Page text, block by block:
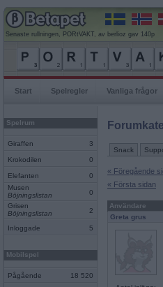
Senaste rullningen, PORtVAKT, av berlioz gav 140p
Start Spelregler Vanliga frågor
Spelrum
Giraffen 3
Krokodilen 0
Elefanten
0
Musen
Böjningslistan
0
Grisen
Böjningslistan
2
Inloggade 5
Mobilspel
Pågående 18 520
Snack
« Föregående
« Första sidan
Användare
Greta grus